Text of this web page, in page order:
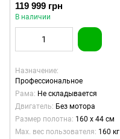
119 999 грн
В наличии
Назначение
Профессиональное
Рама
Не складывается
Двигатель
Без мотора
Размер полотна 160 х 44 см
Max. вес пользователя 160 кг